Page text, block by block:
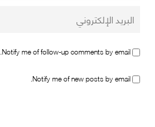
Notify me of follow-up comments by email.
Notify me of new posts by email.